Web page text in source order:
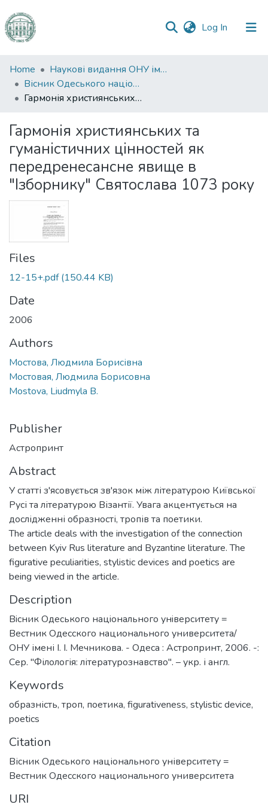
Log In (current)
Communities
&
Collections
Statistics
Home
Наукові видання ОНУ імені І. І. Мечникова
Вісник Одеського національного університету. Філологія
Гармонія християнських та гуманістичних цінностей як передренесансне явище в "Ізборнику" Святослава 1073 року
Гармонія християнських та
гуманістичних цінностей як
передренесансне явище в
"Ізборнику" Святослава 1073 року
Files
12-15+.pdf(150.44 KB)
Date
2006
Authors
Мостова, Людмила Борисівна
Мостовая, Людмила Борисовна
Mostova, Liudmyla B.
Publisher
Астропринт
Abstract
У статті з'ясовується зв'язок між літературою Київської
Русі та літературою Візантії. Увага акцентується на
дослідженні образності, тропів та поетики.
The article deals with the investigation of the connection
between Kyiv Rus literature and Byzantine literature. The
figurative peculiarities, stylistic devices and poetics are
being viewed in the article.
Description
Вiсник Одеського нацiонального унiверситету =
Вестник Одесского национального университета/
ОНУ імені І. І. Мечникова. - Одеса : Астропринт, 2006. -:
Сер. "Філологія: літературознавство". – укр. і англ.
Keywords
образність, троп, поетика, figurativeness, stylistic device,
poetics
Citation
Вісник Одеського національного університету =
Вестник Одесского национального университета
URI